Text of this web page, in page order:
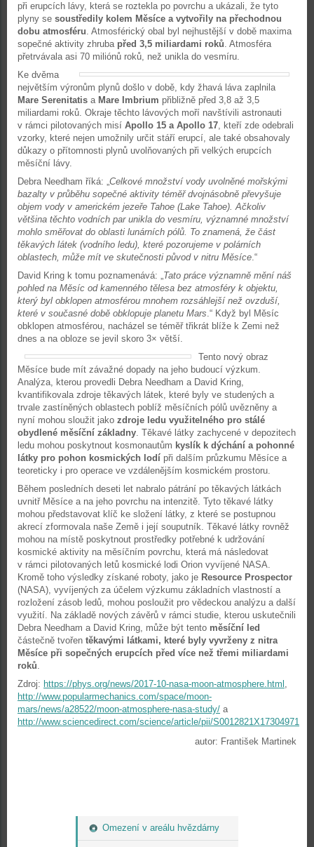
Omezení v areálu hvězdárny
při erupcích lávy, která se roztekla po povrchu a ukázali, že tyto
plyny se soustředily kolem Měsíce a vytvořily na přechodnou
dobu atmosféru. Atmosférický obal byl nejhustější v době maxima
sopečné aktivity zhruba před 3,5 miliardami roků. Atmosféra
přetrvávala asi 70 miliónů roků, než unikla do vesmíru.
Ke dvěma
největším výronům plynů došlo v době, kdy žhavá láva zaplnila
Mare Serenitatis a Mare Imbrium přibližně před 3,8 až 3,5
miliardami roků. Okraje těchto lávových moří navštívili astronauti
v rámci pilotovaných misí Apollo 15 a Apollo 17, kteří zde odebrali
vzorky, které nejen umožnily určit stáří erupcí, ale také obsahovaly
důkazy o přítomnosti plynů uvolňovaných při velkých erupcích
měsíční lávy.
Debra Needham říká: „Celkové množství vody uvolněné mořskými
bazalty v průběhu sopečné aktivity téměř dvojnásobně převyšuje
objem vody v americkém jezeře Tahoe (Lake Tahoe). Ačkoliv
většina těchto vodních par unikla do vesmíru, významné množství
mohlo směřovat do oblasti lunárních pólů. To znamená, že část
těkavých látek (vodního ledu), které pozorujeme v polárních
oblastech, může mít ve skutečnosti původ v nitru Měsíce.“
David Kring k tomu poznamenává: „Tato práce významně mění náš
pohled na Měsíc od kamenného tělesa bez atmosféry k objektu,
který byl obklopen atmosférou mnohem rozsáhlejší než ovzduší,
které v současné době obklopuje planetu Mars.“ Když byl Měsíc
obklopen atmosférou, nacházel se téměř třikrát blíže k Zemi než
dnes a na obloze se jevil skoro 3× větší.
Tento nový obraz
Měsíce bude mít závažné dopady na jeho budoucí výzkum.
Analýza, kterou provedli Debra Needham a David Kring,
kvantifikovala zdroje těkavých látek, které byly ve studených a
trvale zastíněných oblastech poblíž měsíčních pólů uvězněny a
nyní mohou sloužit jako zdroje ledu využitelného pro stálé
obydlené měsíční základny. Těkavé látky zachycené v depozitech
ledu mohou poskytnout kosmonautům kyslík k dýchání a pohonné
látky pro pohon kosmických lodí při dalším průzkumu Měsíce a
teoreticky i pro operace ve vzdálenějším kosmickém prostoru.
Během posledních deseti let nabralo pátrání po těkavých látkách
uvnitř Měsíce a na jeho povrchu na intenzitě. Tyto těkavé látky
mohou představovat klíč ke složení látky, z které se postupnou
akrecí zformovala naše Země i její souputník. Těkavé látky rovněž
mohou na místě poskytnout prostředky potřebné k udržování
kosmické aktivity na měsíčním povrchu, která má následovat
v rámci pilotovaných letů kosmické lodi Orion vyvíjené NASA.
Kromě toho výsledky získané roboty, jako je Resource Prospector
(NASA), vyvíjených za účelem výzkumu základních vlastností a
rozložení zásob ledů, mohou posloužit pro vědeckou analýzu a další
využití. Na základě nových závěrů v rámci studie, kterou uskutečnili
Debra Needham a David Kring, může být tento měsíční led
částečně tvořen těkavými látkami, které byly vyvrženy z nitra
Měsíce při sopečných erupcích před více než třemi miliardami
roků.
Zdroj: https://phys.org/news/2017-10-nasa-moon-atmosphere.html ,
http://www.popularmechanics.com/space/moon-
mars/news/a28522/moon-atmosphere-nasa-study/ a
http://www.sciencedirect.com/science/article/pii/S0012821X17304971
autor: František Martinek